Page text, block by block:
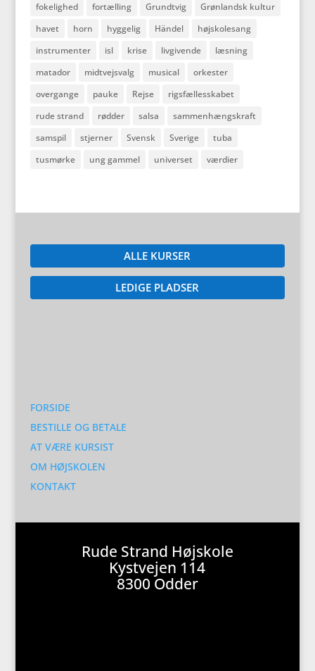
fokelighed
fortælling Grundtvig
Grønlandsk kultur
havet
horn hyggelig Händel
højskolesang
instrumenter
isl krise livgivende
læsning
matador
midtvejsvalg musical
orkester
overgange
pauke Rejse
rigsfællesskabet
rude strand
rødder salsa
sammenhængskraft
samspil
stjerner Svensk Sverige
tuba
tusmørke
ung gammel universet værdier
ALLE KURSER
LEDIGE PLADSER
FORSIDE
BESTILLE OG BETALE
AT VÆRE KURSIST
OM HØJSKOLEN
KONTAKT
Rude Strand Højskole
Kystvejen 114
8300 Odder